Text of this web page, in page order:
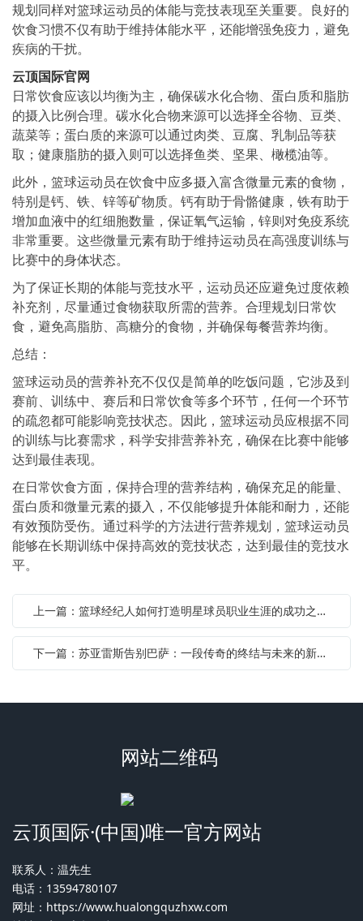
规划同样对篮球运动员的体能与竞技表现至关重要。良好的
饮食习惯不仅有助于维持体能水平，还能增强免疫力，避免
疾病的干扰。
云顶国际官网
日常饮食应该以均衡为主，确保碳水化合物、蛋白质和脂肪
的摄入比例合理。碳水化合物来源可以选择全谷物、豆类、
蔬菜等；蛋白质的来源可以通过肉类、豆腐、乳制品等获
取；健康脂肪的摄入则可以选择鱼类、坚果、橄榄油等。
此外，篮球运动员在饮食中应多摄入富含微量元素的食物，
特别是钙、铁、锌等矿物质。钙有助于骨骼健康，铁有助于
增加血液中的红细胞数量，保证氧气运输，锌则对免疫系统
非常重要。这些微量元素有助于维持运动员在高强度训练与
比赛中的身体状态。
为了保证长期的体能与竞技水平，运动员还应避免过度依赖
补充剂，尽量通过食物获取所需的营养。合理规划日常饮
食，避免高脂肪、高糖分的食物，并确保每餐营养均衡。
总结：
篮球运动员的营养补充不仅仅是简单的吃饭问题，它涉及到
赛前、训练中、赛后和日常饮食等多个环节，任何一个环节
的疏忽都可能影响竞技状态。因此，篮球运动员应根据不同
的训练与比赛需求，科学安排营养补充，确保在比赛中能够
达到最佳表现。
在日常饮食方面，保持合理的营养结构，确保充足的能量、
蛋白质和微量元素的摄入，不仅能够提升体能和耐力，还能
有效预防受伤。通过科学的方法进行营养规划，篮球运动员
能够在长期训练中保持高效的竞技状态，达到最佳的竞技水
平。
上一篇：篮球经纪人如何打造明星球员职业生涯的成功之路与未来发展趋势分析
下一篇：苏亚雷斯告别巴萨：一段传奇的终结与未来的新篇章
网站二维码
云顶国际·(中国)唯一官方网站
联系人：温先生
电话：13594780107
网址： https://www.hualongquzhxw.com